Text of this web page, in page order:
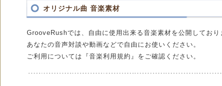
オリジナル曲 音楽素材
GrooveRushでは、自由に使用出来る音楽素材を公開しており
あなたの音声対談や動画などで自由にお使いください。
ご利用については『音楽利用規約』をご確認ください。